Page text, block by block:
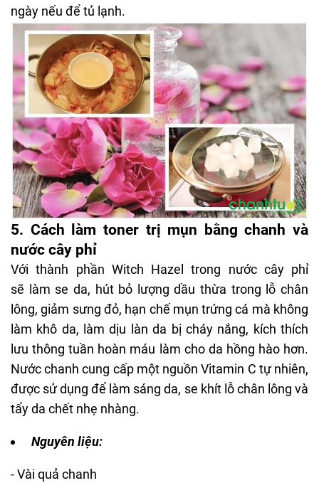
ngày nếu để tủ lạnh.
5. Cách làm toner trị mụn bằng chanh và
nước cây phỉ
Với thành phần Witch Hazel trong nước cây phỉ
sẽ làm se da, hút bỏ lượng dầu thừa trong lỗ chân
lông, giảm sưng đỏ, hạn chế mụn trứng cá mà không
làm khô da, làm dịu làn da bị cháy nắng, kích thích
lưu thông tuần hoàn máu làm cho da hồng hào hơn.
Nước chanh cung cấp một nguồn Vitamin C tự nhiên,
được sử dụng để làm sáng da, se khít lỗ chân lông và
tẩy da chết nhẹ nhàng.
Nguyên liệu:
- Vài quả chanh